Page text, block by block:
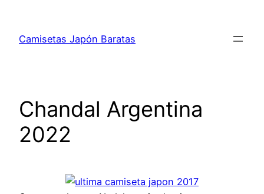
contenido
Camisetas Japón Baratas
Chandal Argentina
2022